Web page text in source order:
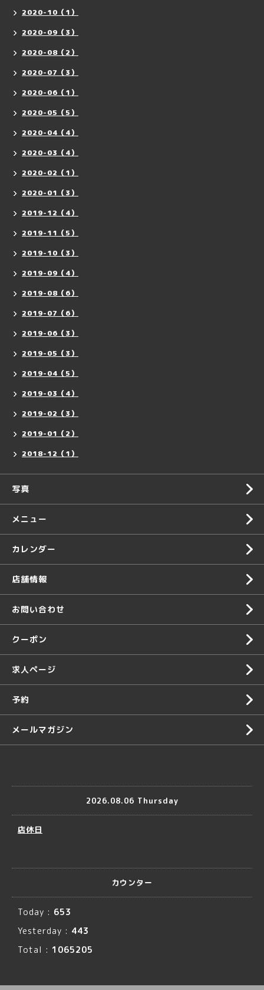
2020-10（1）
2020-09（3）
2020-08（2）
2020-07（3）
2020-06（1）
2020-05（5）
2020-04（4）
2020-03（4）
2020-02（1）
2020-01（3）
2019-12（4）
2019-11（5）
2019-10（3）
2019-09（4）
2019-08（6）
2019-07（6）
2019-06（3）
2019-05（3）
2019-04（5）
2019-03（4）
2019-02（3）
2019-01（2）
2018-12（1）
写真
メニュー
カレンダー
店舗情報
お問い合わせ
クーポン
求人ページ
予約
メールマガジン
2026.08.06 Thursday
店休日
カウンター
Today : 653
Yesterday : 443
Total : 1065205